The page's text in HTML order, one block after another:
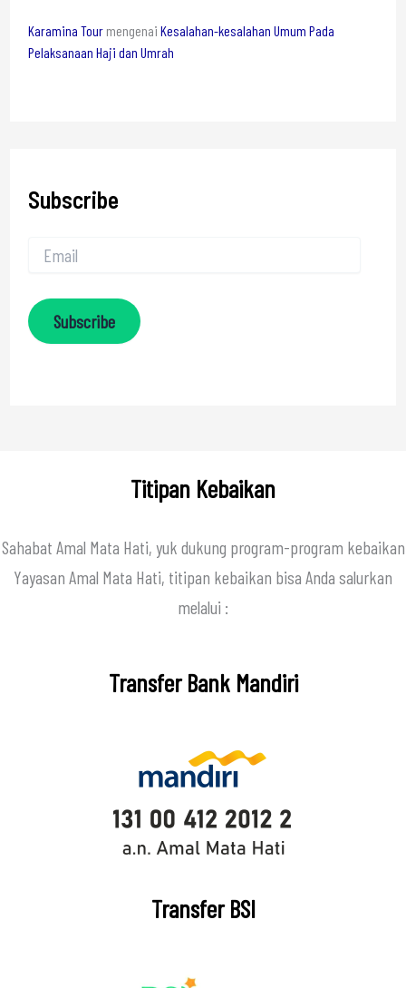
Karamina Tourmengenai Kesalahan-kesalahan Umum Pada
Pelaksanaan Haji dan Umrah
Subscribe
Subscribe
Titipan Kebaikan
Sahabat Amal Mata Hati, yuk dukung program-program kebaikan
Yayasan Amal Mata Hati, titipan kebaikan bisa Anda salurkan
melalui :
Transfer Bank Mandiri
Transfer BSI